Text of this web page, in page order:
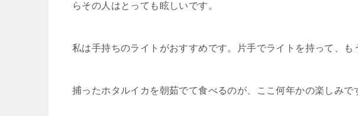
らその人はとっても眩しいです。
私は手持ちのライトがおすすめです。片手でライトを持って、も
捕ったホタルイカを朝茹でて食べるのが、ここ何年かの楽しみで